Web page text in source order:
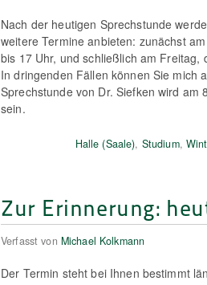
Nach der heutigen Sprechstunde
weitere Termine anbieten: zunächst
bis 17 Uhr, und schließlich am
In dringenden Fällen können Sie mich
Sprechstunde von Dr. Siefken wird
sein.
Halle (Saale), Studium,
Zur Erinnerung:
Verfasst von Michael Kolkmann
Der Termin steht bei Ihnen bestimmt